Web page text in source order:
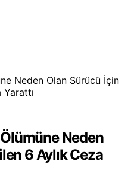
Ölümüne Neden
6 Aylık Ceza